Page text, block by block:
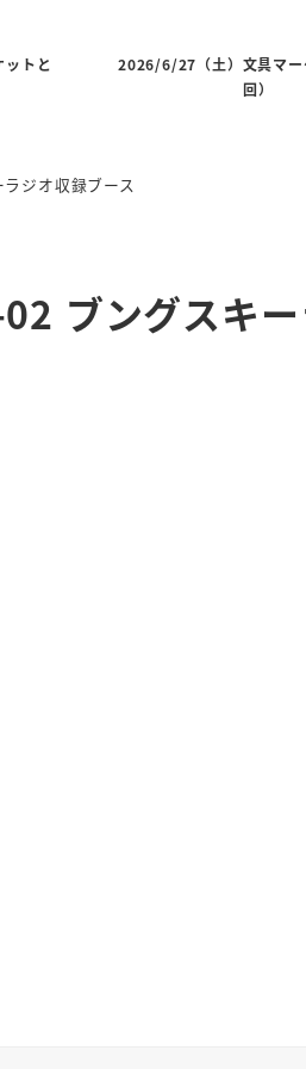
ットと
2026/6/27（土）文具マー
回）
ジオ収録ブース
ブングスキ